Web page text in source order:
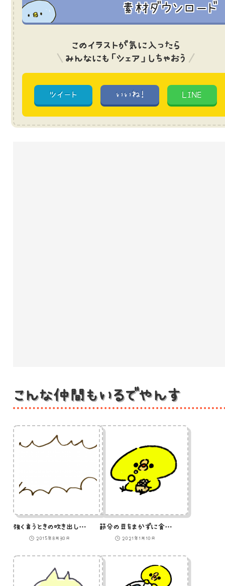
素材ダウンロード
このイラストが気に入ったら
みんなにも「シェア」しちゃおう
ツイート いいね! LINE
こんな仲間もいるでやんす
強く言うときの吹き出しのイラスト
2015年8月30日
節分の豆をまかずに食べるひよこのイラスト
2021年1月10日